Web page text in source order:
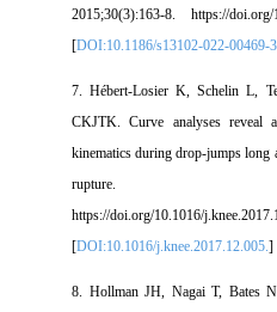
2015;30(3):163-8. https://
[DOI:10.1186/s13102-022-
7. Hébert-Losier K, Schelin L,
CKJTK. Curve analyses
kinematics during drop-jumps
rupture.
https://doi.org/10.1016/
[DOI:10.1016/j.knee.2017.12.005.
8. Hollman JH, Nagai T,